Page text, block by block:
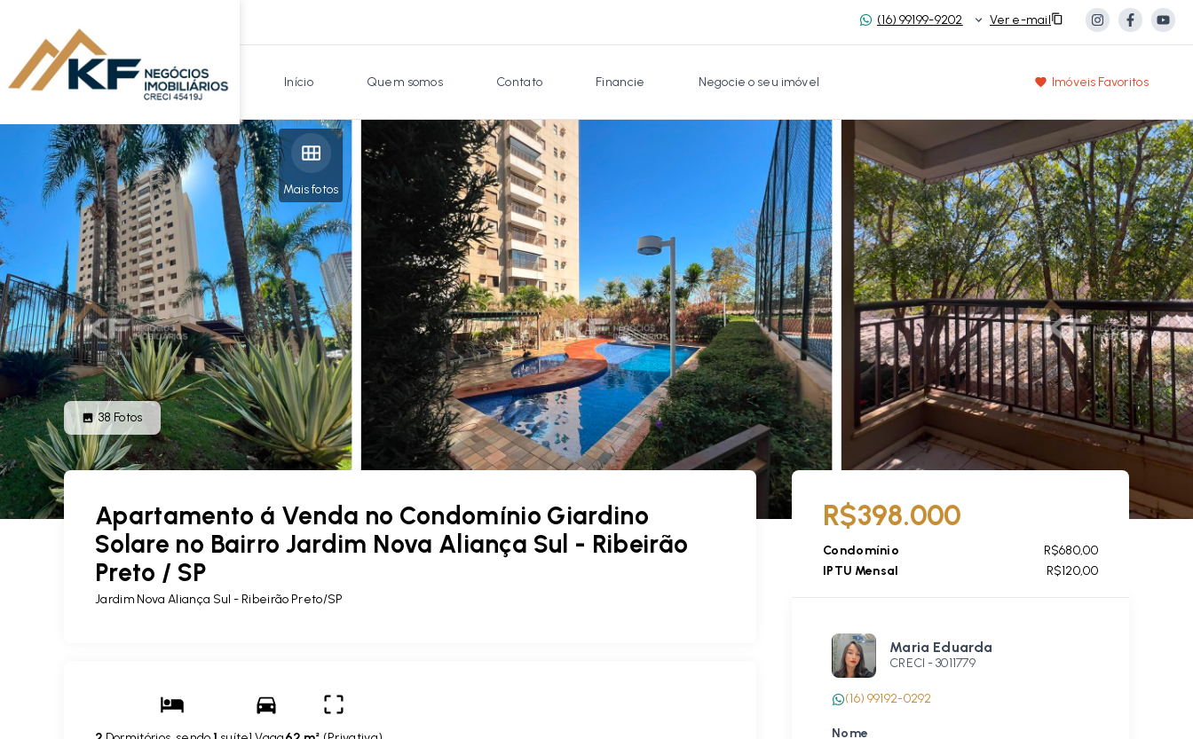
(16) 99199-9202 Ver e-mail
Início Quem somos Contato Financie Negocie o seu imóvel Imóveis Favoritos
Mais fotos
38 Fotos
Apartamento á Venda no Condomínio Giardino
Solare no Bairro Jardim Nova Aliança Sul - Ribeirão
Preto / SP
Jardim Nova Aliança Sul - Ribeirão Preto/SP
R$398.000
Condomínio
R$680,00
IPTU Mensal
R$120,00
Maria Eduarda
CRECI -3011779
(16) 99192-0292
Nome